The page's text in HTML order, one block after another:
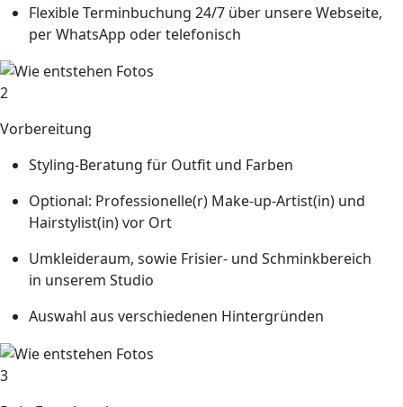
Flexible Terminbuchung 24/7 über unsere Webseite,
per WhatsApp oder telefonisch
2
Vorbereitung
Styling-Beratung für Outfit und Farben
Optional: Professionelle(r) Make-up-Artist(in) und
Hairstylist(in) vor Ort
Umkleideraum, sowie Frisier- und Schminkbereich
in unserem Studio
Auswahl aus verschiedenen Hintergründen
3